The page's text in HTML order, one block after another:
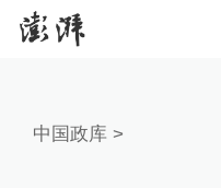
中国政库 >